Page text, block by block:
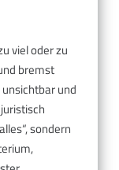
viel oder zu
bremst
und
sondern